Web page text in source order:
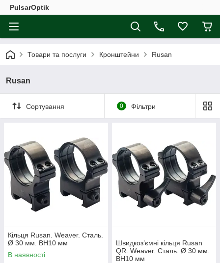
PulsarOptik
Товари та послуги Кронштейни Rusan
Rusan
Сортування 0 Фільтри
Кільця Rusan. Weaver. Сталь.
Ø 30 мм. BH10 мм
В наявності
Швидкоз’ємні кільця Rusan
QR. Weaver. Сталь. Ø 30 мм.
BH10 мм